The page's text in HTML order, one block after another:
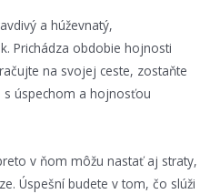
a húževnatý,
Prichádza obdobie hojnosti
na svojej ceste, zostaňte
s úspechom a hojnosťou
v ňom môžu nastať aj straty,
Úspešní budete v tom, čo slúži